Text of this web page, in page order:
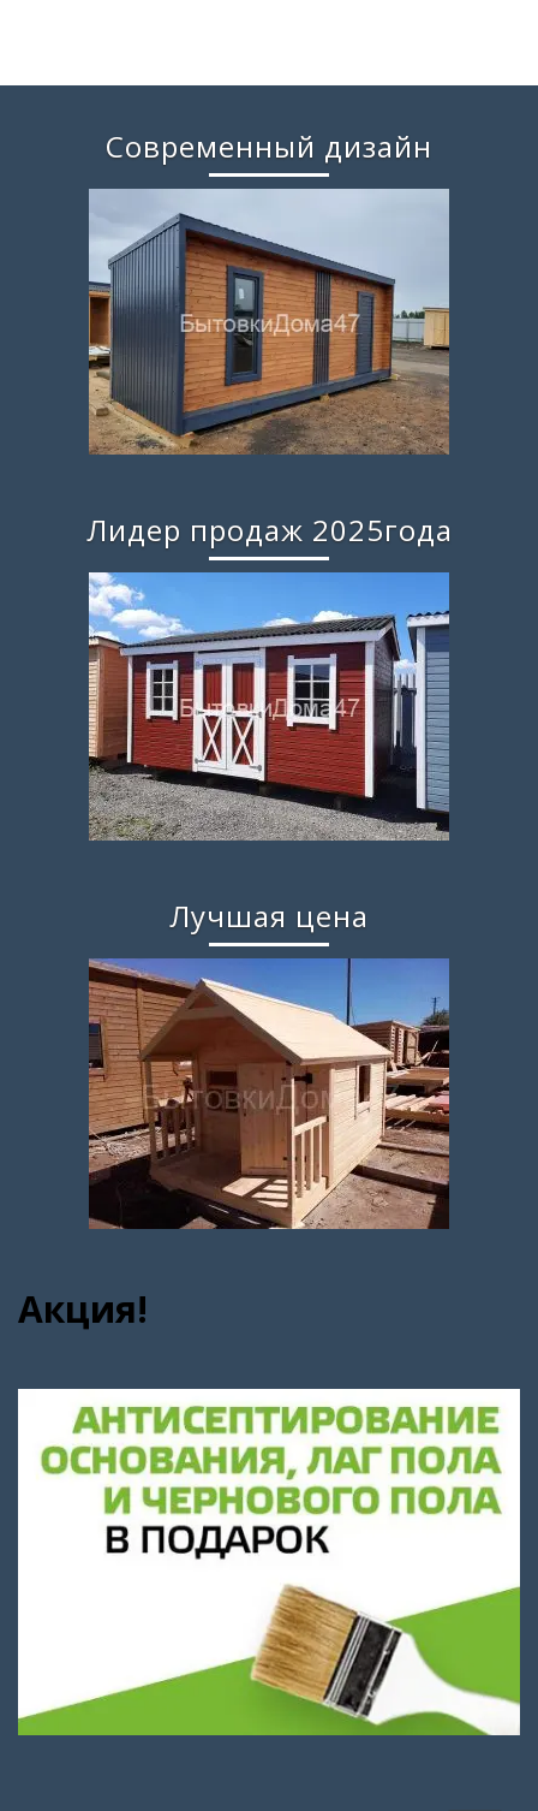
Современный дизайн
Лидер продаж 2025года
Лучшая цена
Акция!